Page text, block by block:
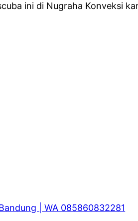
ini di Nugraha Konveksi
| WA 085860832281